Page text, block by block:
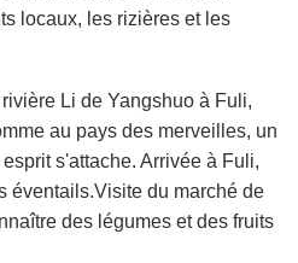
locaux, les rizières et les
Li de Yangshuo à Fuli,
au pays des merveilles, un
s'attache. Arrivée à Fuli,
éventails.Visite du marché de
des légumes et des fruits